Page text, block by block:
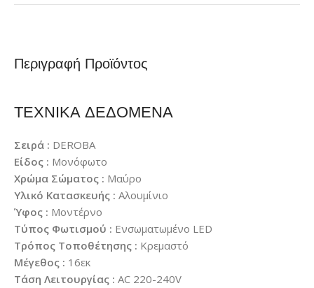
Περιγραφή Προϊόντος
ΤΕΧΝΙΚΑ ΔΕΔΟΜΕΝΑ
Σειρά : DEROBA
Είδος : Μονόφωτο
Χρώμα Σώματος : Μαύρο
Υλικό Κατασκευής : Αλουμίνιο
Ύφος : Μοντέρνο
Τύπος Φωτισμού : Ενσωματωμένο LED
Τρόπος Τοποθέτησης : Κρεμαστό
Μέγεθος : 16εκ
Τάση Λειτουργίας : AC 220-240V